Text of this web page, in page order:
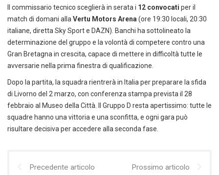
Il commissario tecnico sceglierà in serata i 12 convocati per il
match di domani alla Vertu Motors Arena (ore 19:30 locali, 20:30
italiane, diretta Sky Sport e DAZN). Banchi ha sottolineato la
determinazione del gruppo e la volontà di competere contro una
Gran Bretagna in crescita, capace di mettere in difficoltà tutte le
avversarie nella prima finestra di qualificazione.
Dopo la partita, la squadra rientrerà in Italia per preparare la sfida
di Livorno del 2 marzo, con conferenza stampa prevista il 28
febbraio al Museo della Città. Il Gruppo D resta apertissimo: tutte le
squadre hanno una vittoria e una sconfitta, e ogni gara può
risultare decisiva per accedere alla seconda fase.
Precedente articolo Prossimo articolo